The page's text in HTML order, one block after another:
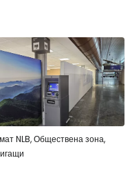
NLB, Обществена зона,